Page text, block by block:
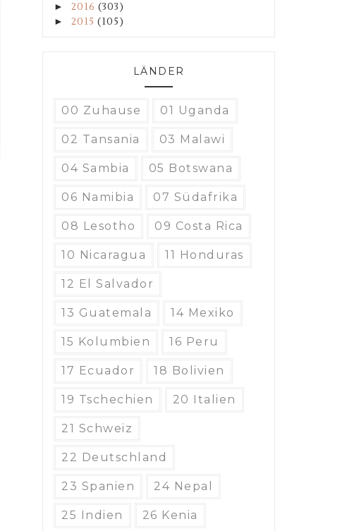
► 2016 (303)
► 2015 (105)
LÄNDER
00 Zuhause 01 Uganda
02 Tansania 03 Malawi
04 Sambia 05 Botswana
06 Namibia 07 Südafrika
08 Lesotho 09 Costa Rica
10 Nicaragua 11 Honduras
12 El Salvador
13 Guatemala 14 Mexiko
15 Kolumbien 16 Peru
17 Ecuador 18 Bolivien
19 Tschechien 20 Italien
21 Schweiz
22 Deutschland
23 Spanien 24 Nepal
25 Indien 26 Kenia